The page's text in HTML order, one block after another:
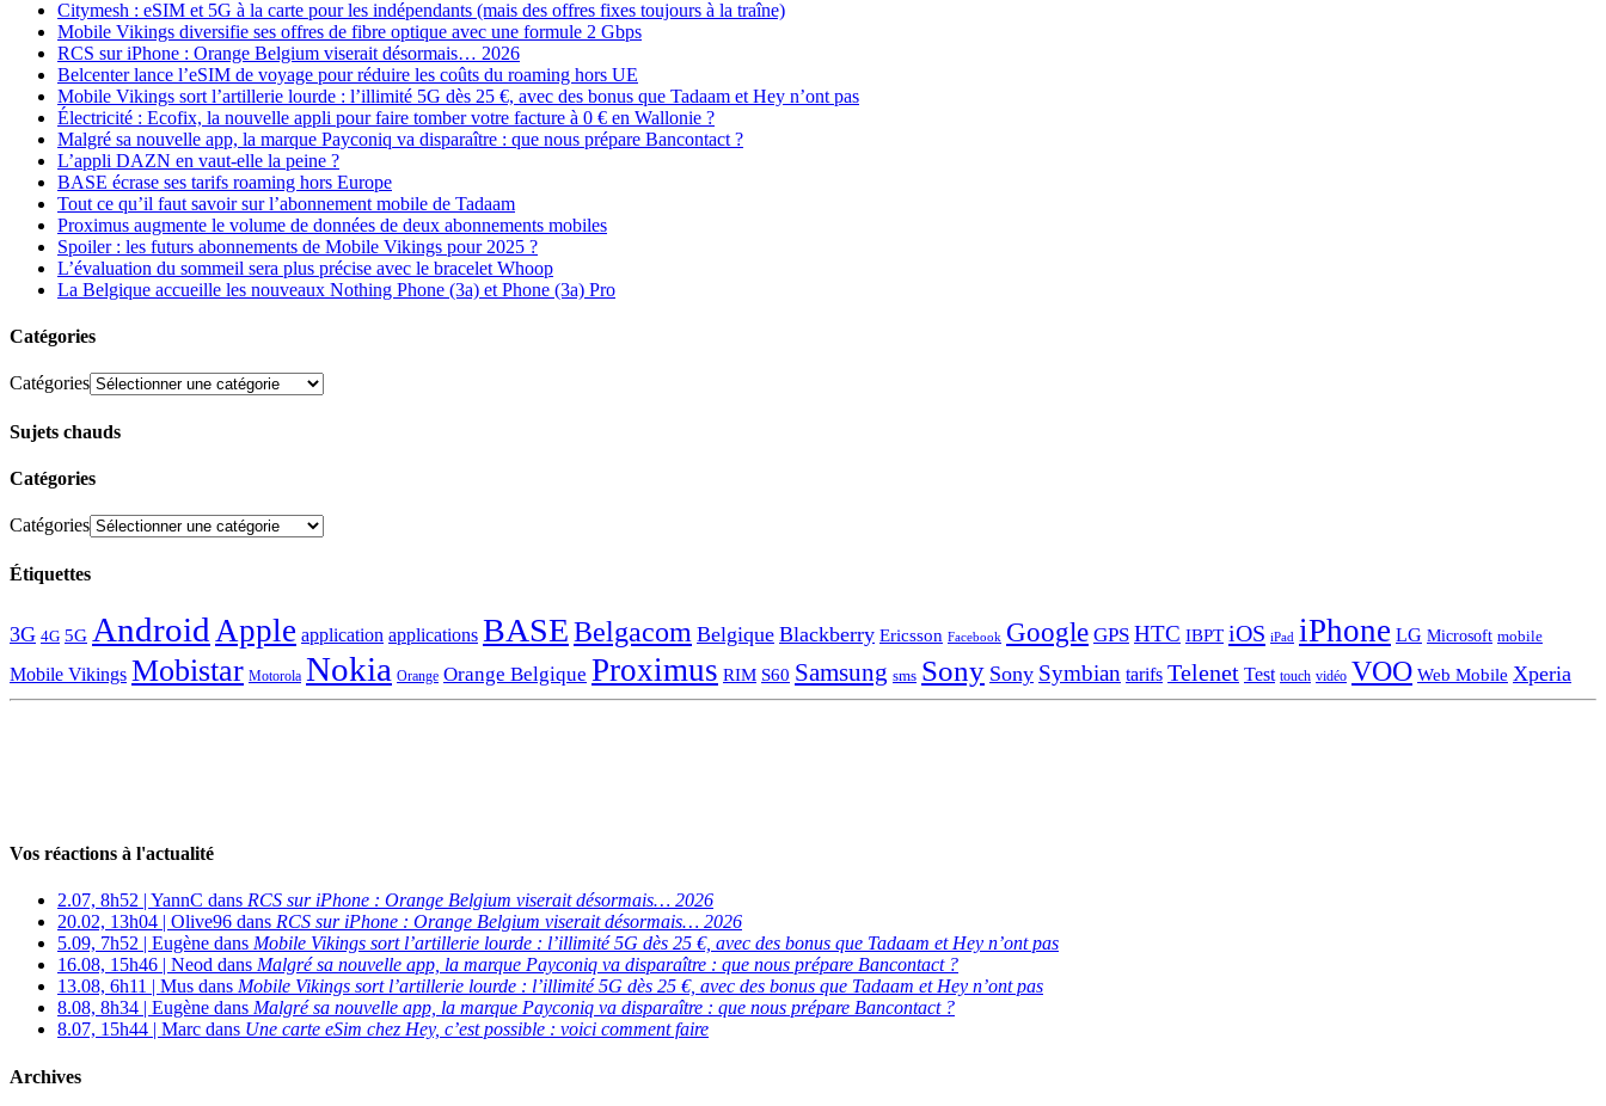
Citymesh : eSIM et 5G à la carte pour les indépendants (mais des offres fixes toujours à la traîne)
Mobile Vikings diversifie ses offres de fibre optique avec une formule 2 Gbps
RCS sur iPhone : Orange Belgium viserait désormais… 2026
Belcenter lance l’eSIM de voyage pour réduire les coûts du roaming hors UE
Mobile Vikings sort l’artillerie lourde : l’illimité 5G dès 25 €, avec des bonus que Tadaam et Hey n’ont pas
Électricité : Ecofix, la nouvelle appli pour faire tomber votre facture à 0 € en Wallonie ?
Malgré sa nouvelle app, la marque Payconiq va disparaître : que nous prépare Bancontact ?
L’appli DAZN en vaut-elle la peine ?
BASE écrase ses tarifs roaming hors Europe
Tout ce qu’il faut savoir sur l’abonnement mobile de Tadaam
Proximus augmente le volume de données de deux abonnements mobiles
Spoiler : les futurs abonnements de Mobile Vikings pour 2025 ?
L’évaluation du sommeil sera plus précise avec le bracelet Whoop
La Belgique accueille les nouveaux Nothing Phone (3a) et Phone (3a) Pro
Catégories
Catégories
Sujets chauds
Catégories
Catégories
Étiquettes
3G 4G 5G Android Apple application applications BASEBelgacom Belgique Blackberry Ericsson Facebook Google GPS HTC IBPT iOS iPad iPhone LG Microsoft mobile
Mobile Vikings Mobistar Motorola Nokia Orange Orange Belgique Proximus RIM S60 Samsung sms Sony Sony Symbian tarifs Telenet Test touch vidéo VOO Web Mobile Xperia
Vos réactions à l'actualité
2.07, 8h52 | YannC dans RCS sur iPhone : Orange Belgium viserait désormais… 2026
20.02, 13h04 | Olive96 dans RCS sur iPhone : Orange Belgium viserait désormais… 2026
5.09, 7h52 | Eugène dans Mobile Vikings sort l’artillerie lourde : l’illimité 5G dès 25 €, avec des bonus que Tadaam et Hey n’ont pas
16.08, 15h46 | Neod dans Malgré sa nouvelle app, la marque Payconiq va disparaître : que nous prépare Bancontact ?
13.08, 6h11 | Mus dans Mobile Vikings sort l’artillerie lourde : l’illimité 5G dès 25 €, avec des bonus que Tadaam et Hey n’ont pas
8.08, 8h34 | Eugène dans Malgré sa nouvelle app, la marque Payconiq va disparaître : que nous prépare Bancontact ?
8.07, 15h44 | Marc dans Une carte eSim chez Hey, c’est possible : voici comment faire
Archives